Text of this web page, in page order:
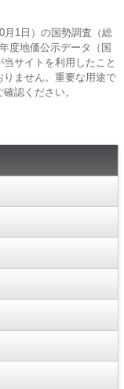
1日）の国勢調査（総
度地価公示データ（国
サイトを利用したこと
ません。重要な用途で
認ください。